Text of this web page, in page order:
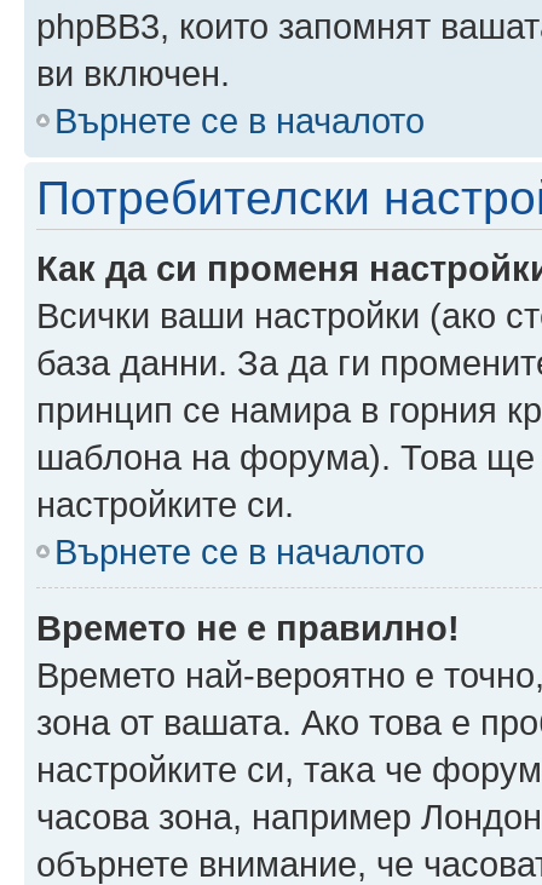
phpBB3, които запомнят
ви включен.
Върнете се в началото
Потребителски
Как да си променя
Всички ваши настройки (ако
база данни. За да ги
принцип се намира в горния
шаблона на форума). Това ще
настройките си.
Върнете се в началото
Времето не е правилно!
Времето най-вероятно е
зона от вашата. Ако това е
настройките си, така че
часова зона, например
обърнете внимание, че